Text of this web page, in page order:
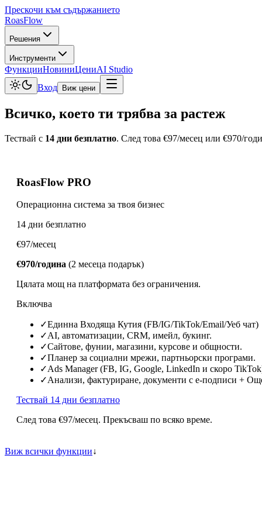
Прескочи към съдържанието
RoasFlow
Решения
Инструменти
ФункцииНовиниЦениAI Studio
Вход
Виж цени
Всичко, което ти трябва за растеж
Тествай с 14 дни безплатно. След това €97/месец или €970/
RoasFlow PRO
Операционна система за твоя бизнес
14 дни безплатно
€97/месец
€970/година (2 месеца подарък)
Цялата мощ на платформата без ограничения.
Включва
✓Единна Входяща Кутия (FB/IG/TikTok/Email/Уеб чат)
✓AI, автоматизации, CRM, имейл, букинг.
✓Сайтове, фунии, магазини, курсове и общности.
✓Планер за социални мрежи, партньорски програми.
✓Ads Manager (FB, IG, Google, LinkedIn и скоро
✓Анализи, фактуриране, документи с е-подписи +
Тествай 14 дни безплатно
След това €97/месец. Прекъсваш по всяко време.
Виж всички функции↓